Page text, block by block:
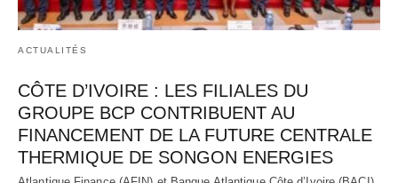
ACTUALITÉS
CÔTE D’IVOIRE : LES FILIALES DU
GROUPE BCP CONTRIBUENT AU
FINANCEMENT DE LA FUTURE CENTRALE
THERMIQUE DE SONGON ENERGIES